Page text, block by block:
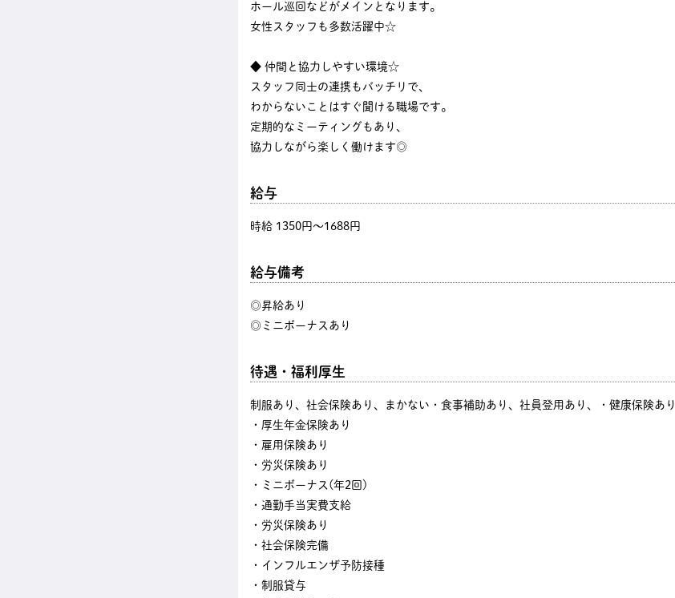
ホール巡回などがメインとなります。
女性スタッフも多数活躍中☆
◆ 仲間と協力しやすい環境☆
スタッフ同士の連携もバッチリで、
わからないことはすぐ聞ける職場です。
定期的なミーティングもあり、
協力しながら楽しく働けます◎
給与
時給 1350円〜1688円
給与備考
◎昇給あり
◎ミニボーナスあり
待遇・福利厚生
制服あり、社会保険あり、まかない・食事補助あり、社員登用あり、・健康保険あり
・厚生年金保険あり
・雇用保険あり
・労災保険あり
・ミニボーナス(年2回)
・通勤手当実費支給
・労災保険あり
・社会保険完備
・インフルエンザ予防接種
・制服貸与